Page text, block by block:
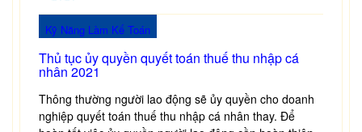
Kỹ Năng Làm Kế Toán
Thủ tục ủy quyền quyết toán thuế thu nhập cá
nhân 2021
Thông thường người lao động sẽ ủy quyền cho doanh
nghiệp quyết toán thuế thu nhập cá nhân thay. Để